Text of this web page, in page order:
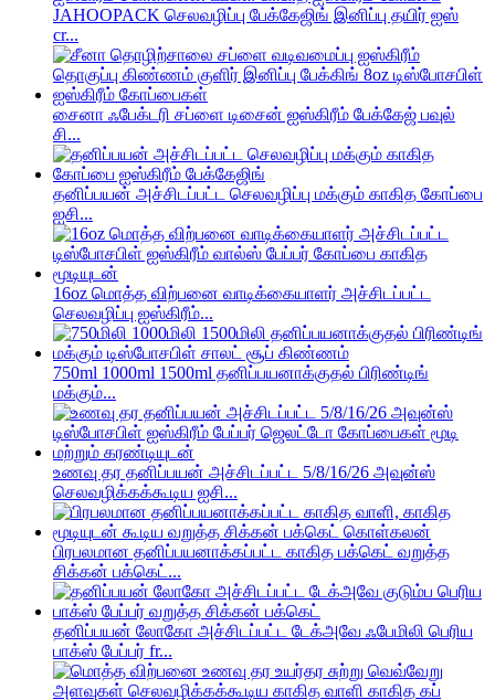
JAHOOPACK செலவழிப்பு பேக்கேஜிங் இனிப்பு தயிர் ஐஸ்
cr...
சைனா ஃபேக்டரி சப்ளை டிசைன் ஐஸ்கிரீம் பேக்கேஜ் பவுல்
சி...
தனிப்பயன் அச்சிடப்பட்ட செலவழிப்பு மக்கும் காகித கோப்பை
ஐசி...
16oz மொத்த விற்பனை வாடிக்கையாளர் அச்சிடப்பட்ட
செலவழிப்பு ஐஸ்கிரீம்...
750ml 1000ml 1500ml தனிப்பயனாக்குதல் பிரிண்டிங்
மக்கும்...
உணவு தர தனிப்பயன் அச்சிடப்பட்ட 5/8/16/26 அவுன்ஸ்
செலவழிக்கக்கூடிய ஐசி...
பிரபலமான தனிப்பயனாக்கப்பட்ட காகித பக்கெட் வறுத்த
சிக்கன் பக்கெட்...
தனிப்பயன் லோகோ அச்சிடப்பட்ட டேக்அவே ஃபேமிலி பெரிய
பாக்ஸ் பேப்பர் fr...